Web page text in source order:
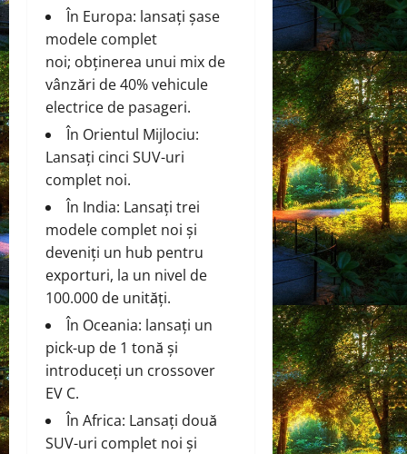
În Europa: lansați șase
modele complet
noi; obținerea unui mix de
vânzări de 40% vehicule
electrice de pasageri.
În Orientul Mijlociu:
Lansați cinci SUV-uri
complet noi.
În India: Lansați trei
modele complet noi și
deveniți un hub pentru
exporturi, la un nivel de
100.000 de unități.
În Oceania: lansați un
pick-up de 1 tonă și
introduceți un crossover
EV C.
În Africa: Lansați două
SUV-uri complet noi și